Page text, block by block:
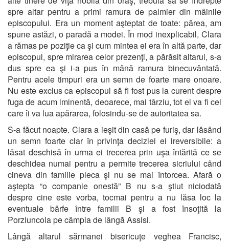
spre altar pentru a primi ramura de palmier din mâinile
episcopului. Era un moment aşteptat de toate: părea, am
spune astăzi, o paradă a modei. În mod inexplicabil, Clara
a rămas pe poziţie ca şi cum mintea ei era în altă parte, dar
episcopul, spre mirarea celor prezenţi, a părăsit altarul, s-a
dus spre ea şi i-a pus în mână ramura binecuvântată.
Pentru acele timpuri era un semn de foarte mare onoare.
Nu este exclus ca episcopul să fi fost pus la curent despre
fuga de acum iminentă, deoarece, mai târziu, tot el va fi cel
care îi va lua apărarea, folosindu-se de autoritatea sa.
S-a făcut noapte. Clara a ieşit din casă pe furiş, dar lăsând
un semn foarte clar în privinţa deciziei ei ireversibile: a
lăsat deschisă în urma ei trecerea prin uşa întărită ce se
deschidea numai pentru a permite trecerea sicriului când
cineva din familie pleca şi nu se mai întorcea. Afară o
aştepta “o companie onestă” B nu s-a ştiut niciodată
despre cine este vorba, tocmai pentru a nu lăsa loc la
eventuale bârfe între familii B şi a fost însoţită la
Porziuncola pe câmpia de lângă Assisi.
Lângă altarul sărmanei bisericuţe veghea Francisc,